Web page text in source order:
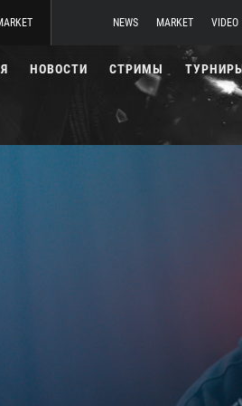
NEWS MARKET VIDEO
НОВОСТИ СТРИМЫ